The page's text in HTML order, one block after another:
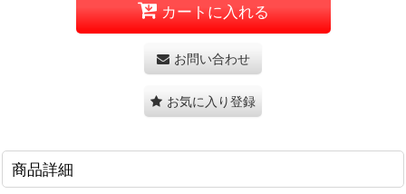
カートに入れる
お問い合わせ
お気に入り登録
商品詳細